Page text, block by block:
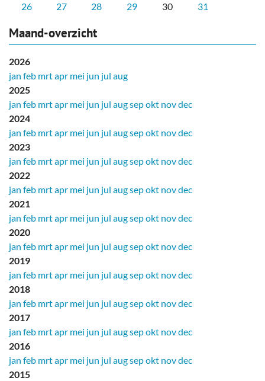
26
27 28 29 30 31
Maand-overzicht
2026
jan feb mrtapr mei jun jul aug
2025
jan feb mrtapr mei jun jul augsepokt novdec
2024
jan feb mrtapr mei jun jul augsepokt novdec
2023
jan feb mrtapr mei jun jul augsepokt novdec
2022
jan feb mrtapr mei jun jul augsepokt novdec
2021
jan feb mrtapr mei jun jul augsepokt novdec
2020
jan feb mrtapr mei jun jul augsepokt novdec
2019
jan feb mrtapr mei jun jul augsepokt novdec
2018
jan feb mrtapr mei jun jul augsepokt novdec
2017
jan feb mrtapr mei jun jul augsepokt novdec
2016
jan feb mrtapr mei jun jul augsepokt novdec
2015